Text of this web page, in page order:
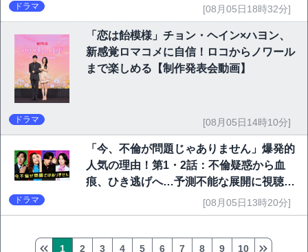
ドラマ [08月05日18時32分]
「恋は飴模様」チョン・ヘイン×ハヨン、
新感覚ロマコメに自信！ロコからノワール
まで楽しめる【制作発表会動画】
ドラマ [08月05日14時10分]
「今、不倫が問題じゃありません」爆発的
人気の理由！第1・2話：不倫疑惑から血
痕、ひき逃げへ…予測不能な展開に視聴者
ドラマ [08月05日13時20分]
1 2 3 4 5 6 7 8 9 10